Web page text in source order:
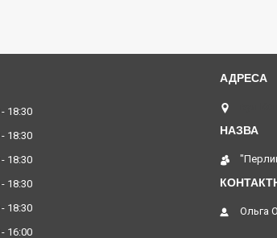
18:30
18:30
18:30
18:30
18:30
16:00
Ольга